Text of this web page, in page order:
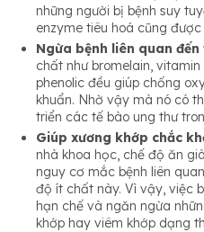
những người bị bệnh suy
enzyme tiêu hoá cũng
Ngừa bệnh liên quan
chất như bromelain,
phenolic đều giúp chống
khuẩn. Nhờ vậy mà nó có
triển các tế bào ung thư
Giúp xương khớp chắc
nhà khoa học, chế độ ăn
nguy cơ mắc bệnh liên
độ ít chất này. Vì vậy, việc
hạn chế và ngăn ngừa
khớp hay viêm khớp dạng